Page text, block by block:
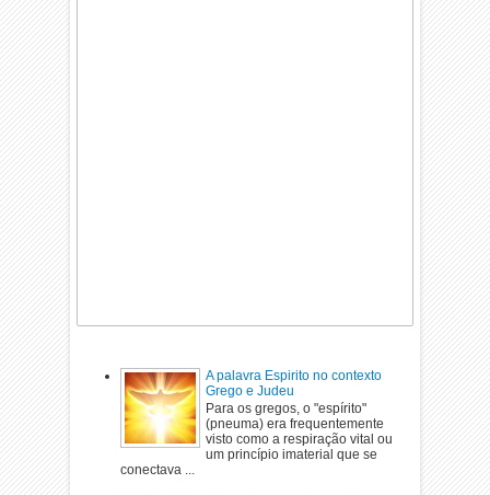
A palavra Espirito no contexto
Grego e Judeu
Para os gregos, o "espírito"
(pneuma) era frequentemente
visto como a respiração vital ou
um princípio imaterial que se
conectava ...